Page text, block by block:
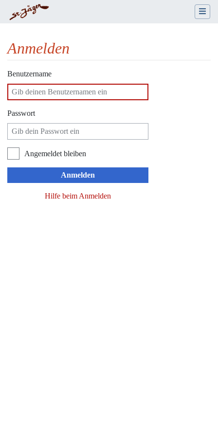
Anmelden
Wechseln zu:Navigation
Benutzername
Passwort
Angemeldet bleiben
Anmelden
Hilfe beim Anmelden